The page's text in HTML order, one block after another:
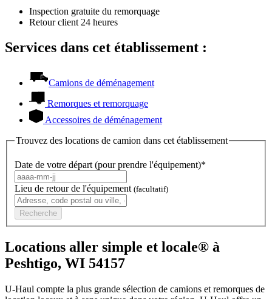
Inspection gratuite du remorquage
Retour client 24 heures
Services dans cet établissement :
Camions de déménagement
Remorques et remorquage
Accessoires de déménagement
Trouvez des locations de camion dans cet établissement
Date de votre départ (pour prendre l'équipement)*
Lieu de retour de l'équipement (facultatif)
Recherche
Locations aller simple et locale® à
Peshtigo, WI 54157
U-Haul compte la plus grande sélection de camions et remorques de